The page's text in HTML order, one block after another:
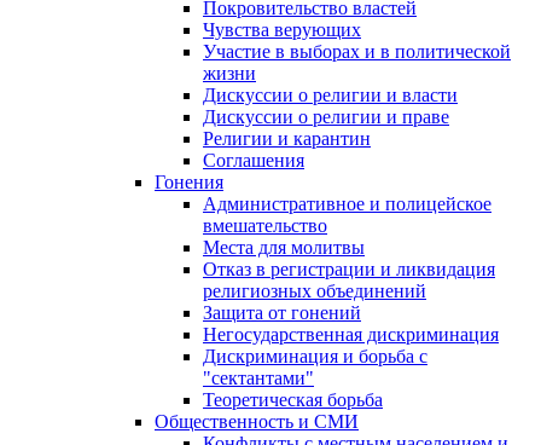
Покровительство властей
Чувства верующих
Участие в выборах и в политической
жизни
Дискуссии о религии и власти
Дискуссии о религии и праве
Религии и карантин
Соглашения
Гонения
Административное и полицейское
вмешательство
Места для молитвы
Отказ в регистрации и ликвидация
религиозных объединений
Защита от гонений
Негосударственная дискриминация
Дискриминация и борьба с
"сектантами"
Теоретическая борьба
Общественность и СМИ